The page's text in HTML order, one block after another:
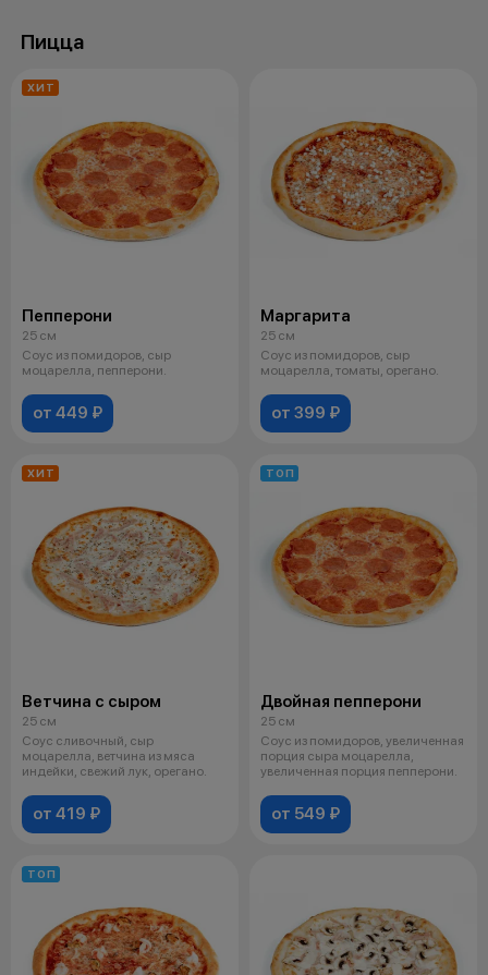
Пицца
ХИТ
Пепперони
25 см
Соус из помидоров, сыр
моцарелла, пепперони.
от 449 ₽
Маргарита
25 см
Соус из помидоров, сыр
моцарелла, томаты, орегано.
от 399 ₽
ХИТ
Ветчина с сыром
25 см
Соус сливочный, сыр
моцарелла, ветчина из мяса
индейки, свежий лук, орегано.
от 419 ₽
ТОП
Двойная пепперони
25 см
Соус из помидоров, увеличенная
порция сыра моцарелла,
увеличенная порция пепперони.
от 549 ₽
ТОП